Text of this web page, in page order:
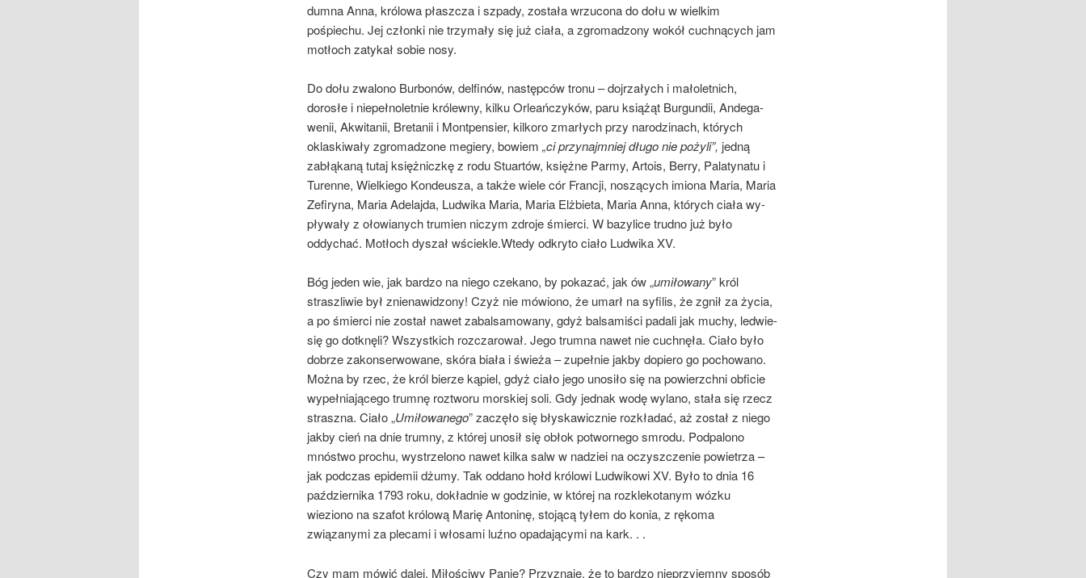
dumna Anna, królowa płaszcza i szpady, została wrzucona do dołu w wielkim
pośpiechu. Jej członki nie trzymały się już ciała, a zgromadzony wokół cuchnących jam
motłoch zatykał sobie nosy.
Do dołu zwalono Burbonów, delfinów, następców tronu – doj­rzałych i małoletnich,
dorosłe i niepełnoletnie królewny, kilku Orleańczyków, paru książąt Burgundii, Andega­
wenii, Akwitanii, Bretanii i Montpensier, kilkoro zmar­łych przy narodzinach, których
oklaskiwały zgromadzo­ne megiery, bowiem „ci przynajmniej długo nie pożyli”, jedną
zabłąkaną tutaj księżniczkę z rodu Stuartów, księż­ne Parmy, Artois, Berry, Palatynatu i
Turenne, Wielkie­go Kondeusza, a także wiele cór Francji, noszących imiona Maria, Maria
Zefiryna, Maria Adelajda, Ludwika Maria, Maria Elżbieta, Maria Anna, których ciała wy­
pływały z ołowianych trumien niczym zdroje śmierci. W bazylice trudno już było
oddychać. Motłoch dyszał wściekle.Wtedy odkryto ciało Ludwika XV.
Bóg jeden wie, jak bardzo na niego czekano, by poka­zać, jak ów „umiłowany” król
straszliwie był znienawi­dzony! Czyż nie mówiono, że umarł na syfilis, że zgnił za życia,
a po śmierci nie został nawet zabalsamowany, gdyż balsamiści padali jak muchy, ledwie-
się go dotknę­li? Wszystkich rozczarował. Jego trumna nawet nie cuchnęła. Ciało było
dobrze zakonserwowane, skóra biała i świeża – zupełnie jakby dopiero go pochowano.
Można by rzec, że król bierze kąpiel, gdyż ciało jego unosiło się na powierzchni obficie
wypełniającego trum­nę roztworu morskiej soli. Gdy jednak wodę wylano, stała się rzecz
straszna. Ciało „Umiłowanego” zaczęło się błyskawicznie rozkładać, aż został z niego
jakby cień na dnie trumny, z której unosił się obłok potwornego smrodu. Podpalono
mnóstwo prochu, wystrzelono nawet kilka salw w nadziei na oczyszczenie powietrza –
jak podczas epidemii dżumy. Tak oddano hołd królowi Lu­dwikowi XV. Było to dnia 16
października 1793 roku, dokładnie w godzinie, w której na rozklekotanym wózku
wieziono na szafot królową Marię Antoninę, stojącą tyłem do konia, z rękoma
związanymi za plecami i wło­sami luźno opadającymi na kark. . .
Czy mam mówić dalej, Miłościwy Panie? Przyznaję, że to bardzo nieprzyjemny sposób